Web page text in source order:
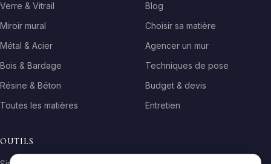
Verre & Vitrail
Miroir mural
Métal & Acier
Bois & Bardage
Résine & Béton
Toutes les matières
Blog
Choisir sa matière
Agencer un mur
Techniques de pose
Budget & devis
Entretien
OUTILS